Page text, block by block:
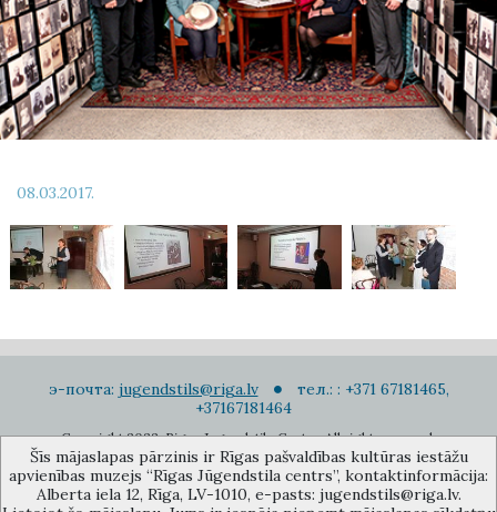
08.03.2017.
э-почта: jugendstils@riga.lv
тел.: : +371 67181465,
+37167181464
Copyright 2022. Rigas Jugendstila Centrs. All right reserved.
Подписаться на новости
Šīs mājaslapas pārzinis ir Rīgas pašvaldības kultūras iestāžu
apvienības muzejs “Rīgas Jūgendstila centrs”, kontaktinformācija:
Alberta iela 12, Rīga, LV-1010, e-pasts: jugendstils@riga.lv.